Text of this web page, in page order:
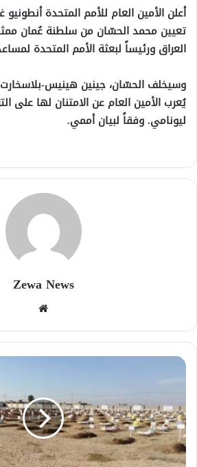
أعلن الأمين العام للأمم المتحدة أنطونيو
تعيين محمد الحسّان من سلطنة عُمان
العراق ورئيساً لبعثة الأمم المتحدة
وسيخلف الحسّان، جينين هينيس-
يُعرب الأمين العام عن الامتنان لها على
ليونامي. وفقاً لبيان أممي.
Zewa News